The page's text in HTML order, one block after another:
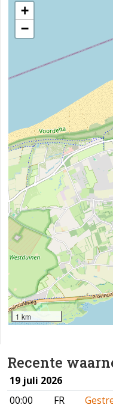
Recente
19 juli 2026
00:00
FR
+
−
1 km